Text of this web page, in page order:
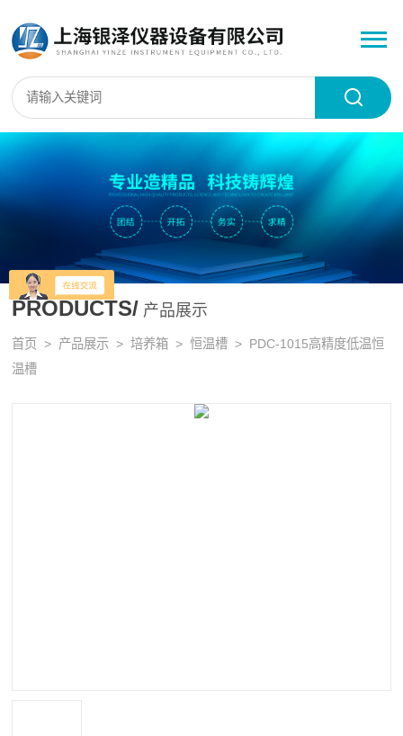
PRODUCTS/ 产品展示
首页 > 产品展示 >培养箱 >恒温槽 > PDC-1015高精度低温恒
温槽